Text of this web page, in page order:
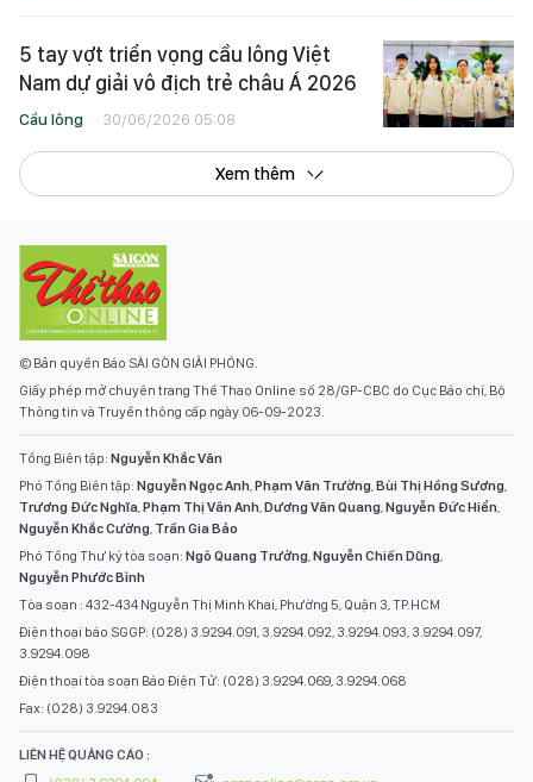
5 tay vợt triển vọng cầu lông Việt
Nam dự giải vô địch trẻ châu Á 2026
Cầu lông 30/06/2026 05:08
Xem thêm
© Bản quyền Báo SÀI GÒN GIẢI PHÓNG.
Giấy phép mở chuyên trang Thể Thao Online số 28/GP-CBC do Cục Báo chí, Bộ
Thông tin và Truyền thông cấp ngày 06-09-2023.
Tổng Biên tập: Nguyễn Khắc Văn
Phó Tổng Biên tập: Nguyễn Ngọc Anh,Phạm Văn Trường,Bùi Thị Hồng Sương,
Trương Đức Nghĩa,Phạm Thị Vân Anh,Dương Văn Quang,Nguyễn Đức Hiển,
Nguyễn Khắc Cường, Trần Gia Bảo
Phó Tổng Thư ký tòa soạn: Ngô Quang Trưởng,Nguyễn Chiến Dũng,
Nguyễn Phước Bình
Tòa soạn : 432-434 Nguyễn Thị Minh Khai, Phường 5, Quận 3, TP.HCM
Điện thoại báo SGGP: (028) 3.9294.091, 3.9294.092, 3.9294.093, 3.9294.097,
3.9294.098
Điện thoại tòa soạn Báo Điện Tử: (028) 3.9294.069, 3.9294.068
Fax: (028) 3.9294.083
LIÊN HỆ QUẢNG CÁO :